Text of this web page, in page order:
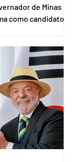
de Minas
como candidato à
não definiu quem
como candidato a
contou
presidente nacional
Ribeiro, e do
filiado ao Novo
Formado em
pela